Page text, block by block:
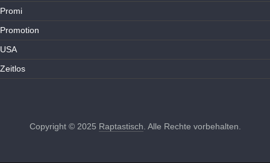
Promi
Promotion
USA
Zeitlos
Copyright © 2025 Raptastisch. Alle Rechte vorbehalten.